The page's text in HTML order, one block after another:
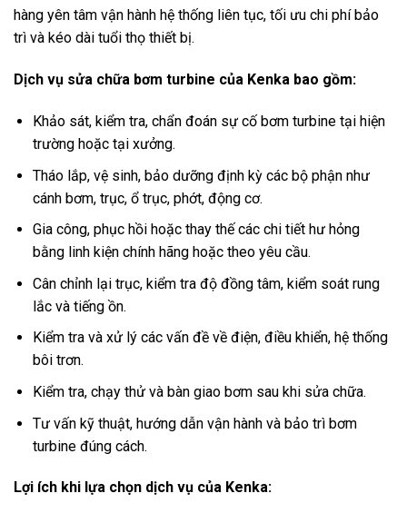
hàng yên tâm vận hành hệ thống liên tục, tối ưu chi phí bảo
trì và kéo dài tuổi thọ thiết bị.
Dịch vụ sửa chữa bơm turbine của Kenka bao gồm:
Khảo sát, kiểm tra, chẩn đoán sự cố bơm turbine tại hiện
trường hoặc tại xưởng.
Tháo lắp, vệ sinh, bảo dưỡng định kỳ các bộ phận như
cánh bơm, trục, ổ trục, phớt, động cơ.
Gia công, phục hồi hoặc thay thế các chi tiết hư hỏng
bằng linh kiện chính hãng hoặc theo yêu cầu.
Cân chỉnh lại trục, kiểm tra độ đồng tâm, kiểm soát rung
lắc và tiếng ồn.
Kiểm tra và xử lý các vấn đề về điện, điều khiển, hệ thống
bôi trơn.
Kiểm tra, chạy thử và bàn giao bơm sau khi sửa chữa.
Tư vấn kỹ thuật, hướng dẫn vận hành và bảo trì bơm
turbine đúng cách.
Lợi ích khi lựa chọn dịch vụ của Kenka: